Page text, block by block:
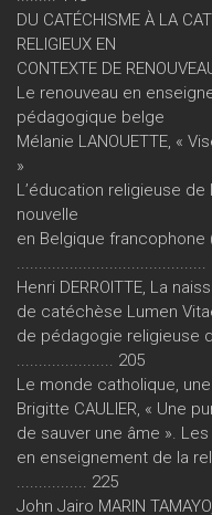
DU CATÉCHISME À LA
RELIGIEUX EN
CONTEXTE DE
Le renouveau en
pédagogique belge
Mélanie LANOUETTE, «
»
L’éducation religieuse de
nouvelle
en Belgique francophone
...........................................
Henri DERROITTE, La
de catéchèse Lumen
de pédagogie religieuse
...................... 205
Le monde catholique,
Brigitte CAULIER, « Une
de sauver une âme ».
en enseignement de la
................ 225
John Jairo MARIN